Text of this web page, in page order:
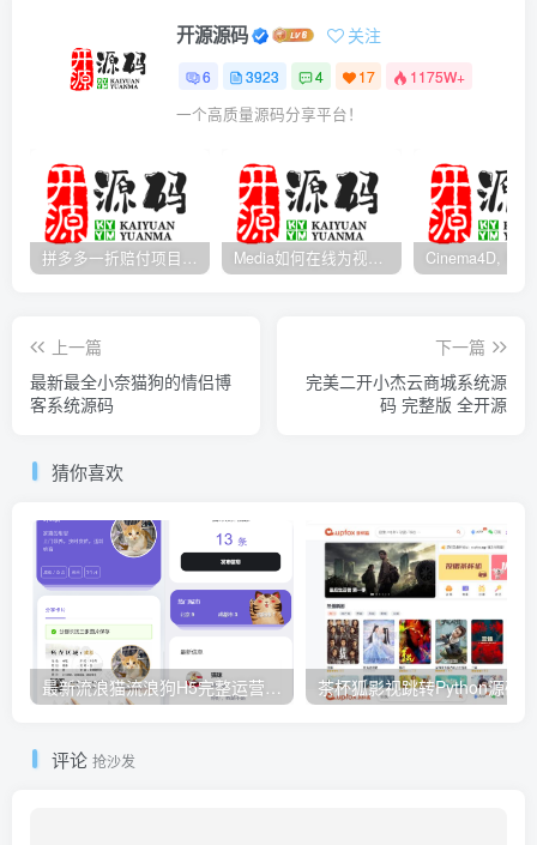
开源源码 关注
6 3923 4 17 1175W+
一个高质量源码分享平台！
上一篇
最新最全小奈猫狗的情侣博
客系统源码
下一篇
完美二开小杰云商城系统源
码 完整版 全开源
猜你喜欢
最新流浪猫流浪狗H5完整运营源码下载/可封装APP 茶杯狐影视跳转Python源码
评论 抢沙发